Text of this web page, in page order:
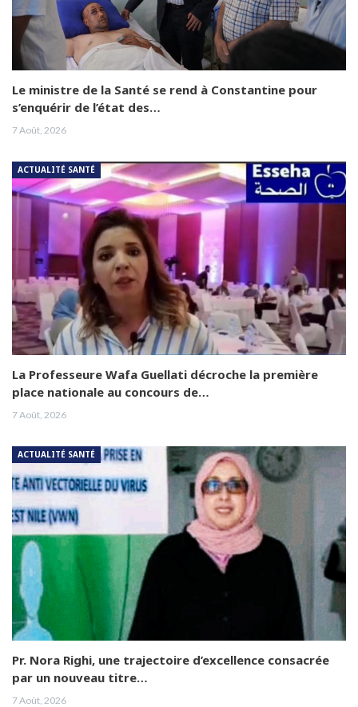
Le ministre de la Santé se rend à Constantine pour
s’enquérir de l’état des…
7 Août, 2026
ACTUALITÉ SANTÉ
La Professeure Wafa Guellati décroche la première
place nationale au concours de…
7 Août, 2026
ACTUALITÉ SANTÉ
Pr. Nora Righi, une trajectoire d’excellence consacrée
par un nouveau titre…
7 Août, 2026